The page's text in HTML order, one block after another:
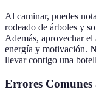
Al caminar, puedes
rodeado de árboles y
Además, aprovechar
energía y motivación.
llevar contigo una
Errores